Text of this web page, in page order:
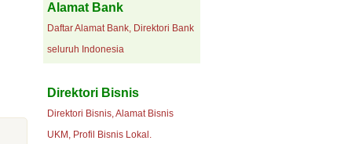
Alamat Bank
Daftar Alamat Bank, Direktori Bank
seluruh Indonesia
Direktori Bisnis
Direktori Bisnis, Alamat Bisnis
UKM, Profil Bisnis Lokal.